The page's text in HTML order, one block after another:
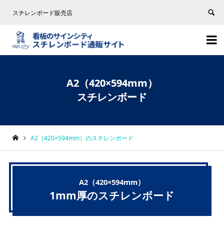
スチレンボード販売店


A2（420×594mm）
スチレンボード
A2（420×594mm）のスチレンボード
A2（420×594mm）
1mm厚のスチレンボード